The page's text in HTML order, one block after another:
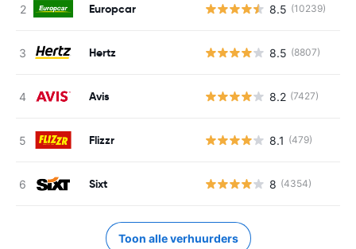
Europcar 8.5 (10239)
Hertz 8.5 (8807)
Avis 8.2 (7427)
Flizzr 8.1 (479)
Sixt 8 (4354)
Toon alle verhuurders